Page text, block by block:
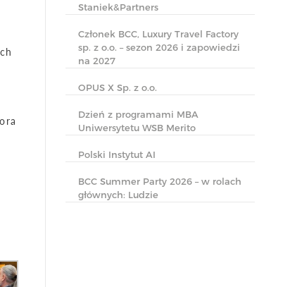
Staniek&Partners
Członek BCC, Luxury Travel Factory
sp. z o.o. – sezon 2026 i zapowiedzi
na 2027
OPUS X Sp. z o.o.
Dzień z programami MBA
Uniwersytetu WSB Merito
Polski Instytut AI
BCC Summer Party 2026 – w rolach
głównych: Ludzie